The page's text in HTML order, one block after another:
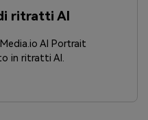
ritratti AI
AI Portrait
in ritratti AI.